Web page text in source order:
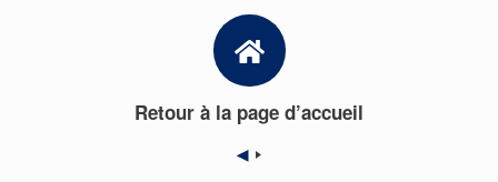
Retour à la page d’accueil
◀